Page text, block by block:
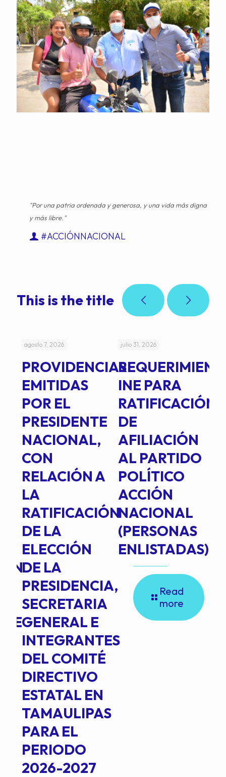
"Por una patria ordenada y generosa, y una vida más digna
y más libre."
#ACCIÓNNACIONAL
This is the title
agosto 7, 2026
PROVIDENCIAS
EMITIDAS
POR EL
PRESIDENTE
NACIONAL,
CON
RELACIÓN A
LA
RATIFICACIÓN
DE LA
ELECCIÓN
DE LA
PRESIDENCIA,
SECRETARIA
GENERAL E
INTEGRANTES
DEL COMITÉ
DIRECTIVO
ESTATAL EN
TAMAULIPAS
PARA EL
PERIODO
2026-2027
julio 31, 2026
INE PARA
RATIFICACIÓN
DE
AFILIACIÓN
AL PARTIDO
POLÍTICO
ACCIÓN
NACIONAL
(PERSONAS
ENLISTADAS)
Read
more